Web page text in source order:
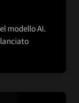
modello AI.